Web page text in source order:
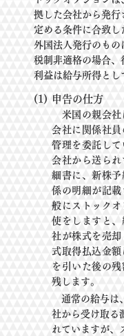
拠した会社から発行
定める条件に合致し
外国法人発行のもの
税制非適格の場合、
利 益は給与所得とし
(1) 申告の仕方
米国の親会社
会社に関係社
管理を委託して
会社から送られ
細書に、新株
係の明細が記載
般にストック
使をします と
社が株式を売却
式取得払込金額
を引いた後の
残します。
通常の給与は
社から受け取る
れていますが、